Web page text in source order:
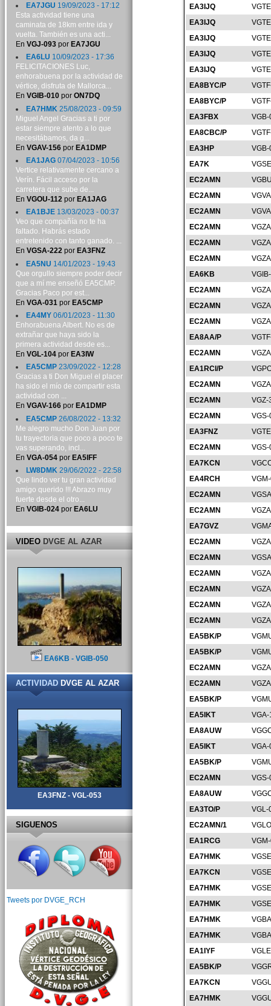
EA3IJQ
EA3IJQ
EA3IJQ
EA3IJQ
EA3IJQ
EA8BYC/P
EA8BYC/P
EA3FBX
EA8CBC/P
EA3HP
EA7K
EC2AMN
EC2AMN
EC2AMN
EC2AMN
EC2AMN
EC2AMN
EA6KB
EC2AMN
EC2AMN
EC2AMN
EA8AA/P
EC2AMN
EA1RCI/P
EC2AMN
EC2AMN
VGZ-
EC2AMN
EA3FNZ
EC2AMN
EA7KCN
EA4RCH
EC2AMN
EC2AMN
EA7GVZ
EC2AMN
EC2AMN
EC2AMN
EC2AMN
EC2AMN
EC2AMN
EA5BK/P
EA5BK/P
EC2AMN
EC2AMN
EA5BK/P
EA5IKT
EA8AUW
EA5IKT
EA5BK/P
EC2AMN
EA8AUW
EA3TO/P
VGL-
EC2AMN/1
EA1RCG
EA7HMK
EA7KCN
EA7HMK
EA7HMK
EA7HMK
EA7HMK
EA1IYF
EA5BK/P
EA7KCN
EA7HMK
EA7JGU 19/09/2023 - 17:12
Esta actividad tiene una
caminata de 18km entre ida y
vuelta. También es una acti...
En VGJ-093por EA7JGU
EA6LU 10/09/2023 - 17:36
FELICITACIONES Luc,
enhorabuena por la actividad de
vértice, disfruta de Mallorca...
En VGIB-010por ON7DQ
EA7HMK 25/08/2023 - 09:59
Miguel Angel Gracias a ti por
estar siempre atento a lo que
necesitábamos, da g...
En VGAV-156por EA1DMP
EA1JAG07/04/2023 - 10:56
Vertice relativamente cercano a
Verín. Fácil acceso por la
carretera que sube de...
En VGOU-112por EA1JAG
EA1BJE13/03/2023 - 00:37
Veo que compañía no te ha
faltado. Habrás estado
entretenido con tanto ganado. ...
En VGSA-222por EA3FNZ
EA5NU 14/01/2023 - 19:43
Que orgullo siempre poder decir
que a mí me enseñó EA5CMP.
Gracias Paco por est...
En VGA-031 por EA5CMP
EA4MY06/01/2023 - 11:30
Enhorabuena Albert. No es de
extrañar que haya sido la
primera actividad desde es...
En VGL-104por EA3IW
EA5CMP23/09/2022 - 12:28
Gracias a ti Don Miguel el placer
ha sido el mío de compartir esta
actividad con ...
En VGAV-166por EA1DMP
EA5CMP26/08/2022 - 13:32
Me alegro mucho Don Juan por
tu trayectoria que poco a poco te
vas superando, incl...
En VGA-054por EA5IFF
LW8DMK29/06/2022 - 22:58
Que lindo ver tu gran actividad
amigo querido !!! Abrazo muy
fuerte desde el otro...
En VGIB-024por EA6LU
VIDEODVGE AL AZAR
EA6KB - VGIB-050
ACTIVIDADDVGE AL AZAR
EA3FNZ - VGL-053
SIGUENOS
Tweets por DVGE_RCH